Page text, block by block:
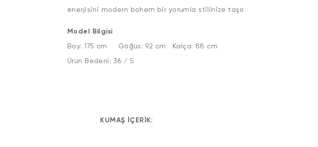
enerjisini modern bohem bir yorumla stilinize taşır.
Model Bilgisi
Boy: 175 cm Göğüs: 92 cm Kalça: 88 cm
Ürün Bedeni: 36 / S
KUMAŞ İÇERİK: